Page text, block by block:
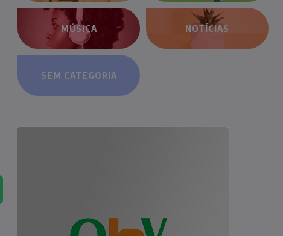
MÚSICA NOTÍCIAS
SEM CATEGORIA